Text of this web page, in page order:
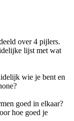
over 4 pijlers.
lijst met wat
wie je bent en
goed in elkaar?
hoe goed je